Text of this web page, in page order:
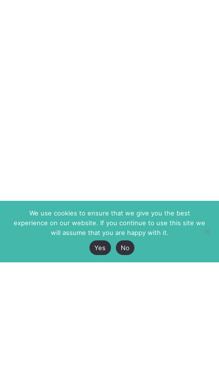
We use cookies to ensure that we give you the best
experience on our website. If you continue to use this site we
will assume that you are happy with it.
Yes
No